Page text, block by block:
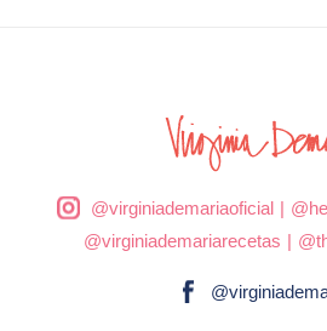
@virginiademariaoficial|
@virginiademariarecetas |